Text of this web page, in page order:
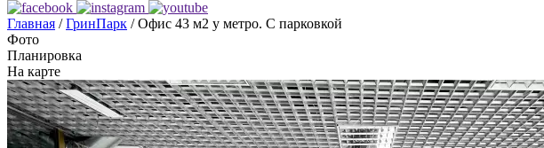
Главная /ГринПарк /Офис 43 м2 у метро. С парковкой
Фото
Планировка
На карте